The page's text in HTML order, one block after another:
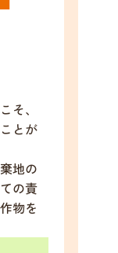
そ、
とが
地の
の責
物を